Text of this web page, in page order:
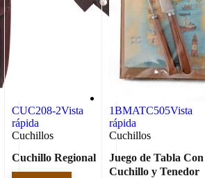
CUC208-2Vista
rápida
Cuchillos
Cuchillo Regional
1BMATC505Vista
rápida
Cuchillos
Juego de Tabla Con
Cuchillo y Tenedor